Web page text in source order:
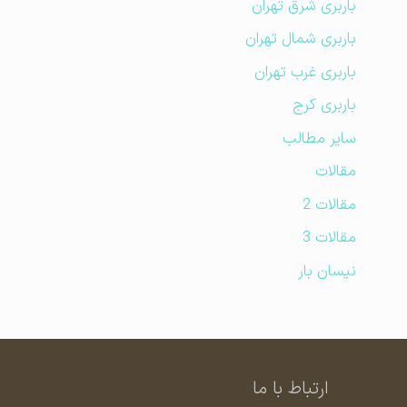
باربری شرق تهران
باربری شمال تهران
باربری غرب تهران
باربری کرج
سایر مطالب
مقالات
مقالات 2
مقالات 3
نیسان بار
ارتباط با ما